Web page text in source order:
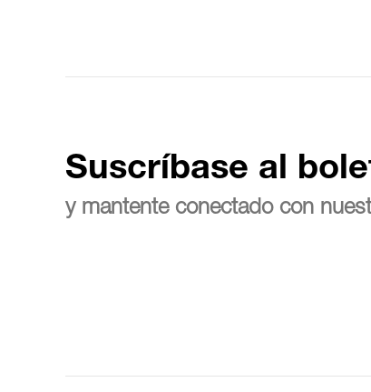
Suscríbase al
y mantente conectado con